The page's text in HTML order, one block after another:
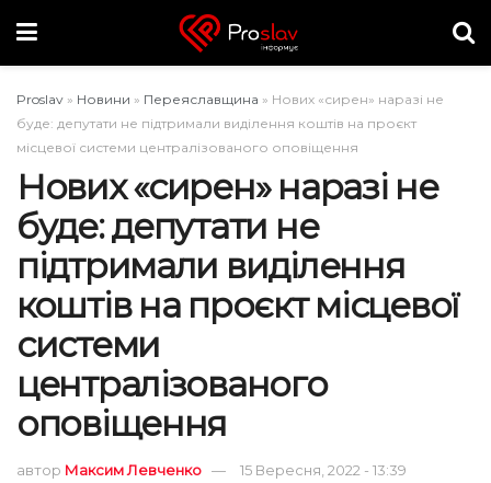
Proslav » Новини » Переяславщина » Нових «сирен» наразі не
буде: депутати не підтримали виділення коштів на проєкт
місцевої системи централізованого оповіщення
Нових «сирен» наразі не
буде: депутати не
підтримали виділення
коштів на проєкт місцевої
системи
централізованого
оповіщення
автор Максим Левченко 15 Вересня, 2022 - 13:39